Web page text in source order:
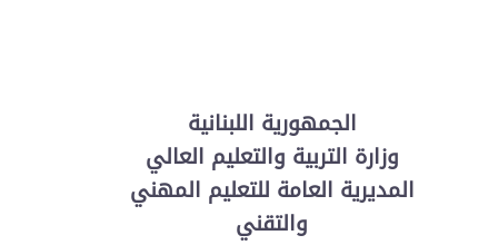
الجمهورية اللبنانية
وزارة التربية والتعليم العالي
المديرية العامة للتعليم المهني
والتقني